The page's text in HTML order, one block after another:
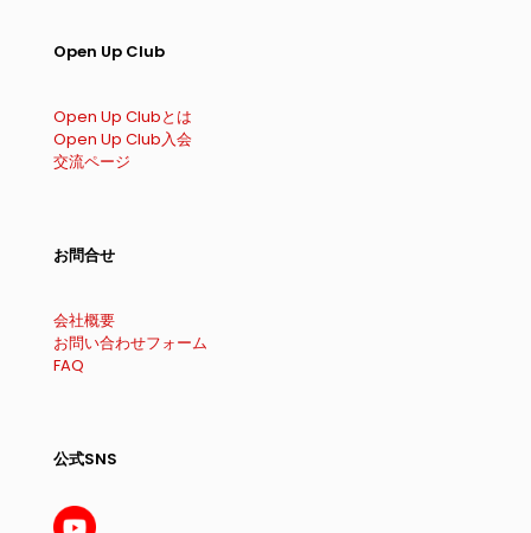
Open Up Club
Open Up Clubとは
Open Up Club入会
交流ページ
お問合せ
会社概要
お問い合わせフォーム
FAQ
公式SNS